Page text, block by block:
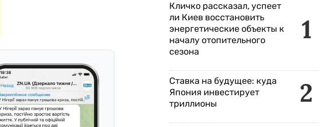
1
Кличко рассказал, успеет
ли Киев восстановить
энергетические объекты к
началу отопительного
сезона
2
Ставка на будущее: куда
Япония инвестирует
триллионы